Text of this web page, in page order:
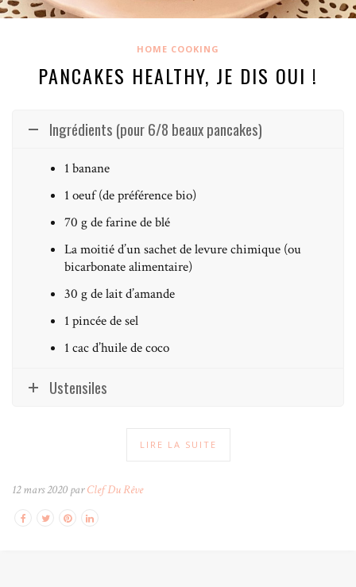
HOME COOKING
PANCAKES HEALTHY, JE DIS OUI !
Ingrédients (pour 6/8 beaux pancakes)
1 banane
1 oeuf (de préférence bio)
70 g de farine de blé
La moitié d’un sachet de levure chimique (ou
bicarbonate alimentaire)
30 g de lait d’amande
1 pincée de sel
1 cac d’huile de coco
Ustensiles
LIRE LA SUITE
12 mars 2020 parClef Du Rêve